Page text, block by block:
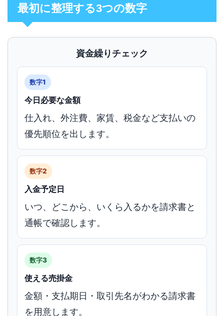
最初に整理する3つの数字
資金繰りチェック
数字1
今日必要な金額
仕入れ、外注費、家賃、税金など支払いの
優先順位を出します。
数字2
入金予定日
いつ、どこから、いくら入るかを請求書と
通帳で確認します。
数字3
使える売掛金
金額・支払期日・取引先名がわかる請求書
を用意します。